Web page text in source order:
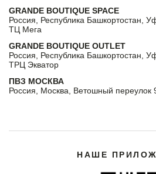
GRANDE BOUTIQUE SPACE
Россия, Республика Башкортостан,
ТЦ Мега
GRANDE BOUTIQUE OUTLET
Россия, Республика Башкортостан,
ТРЦ Экватор
ПВЗ МОСКВА
Россия, Москва, Ветошный переулок
НАШЕ